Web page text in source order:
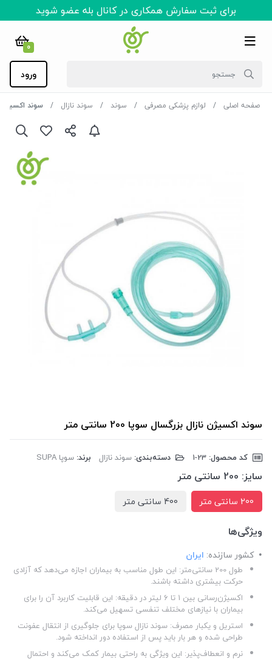
برای ثبت سفارش همکاری در کانال بله عضو شوید
0
ورود
صفحه اصلی لوازم پزشکی مصرفی سوند سوند نازال سوند اکسیژن
سوند اکسیژن نازال بزرگسال سوپا 200 سانتی متر
کد محصول: دسته‌بندی: سوند نازال برند: سوپا SUPA
سایز: 200 سانتی متر
200 سانتی متر 400 سانتی متر
ویژگی‌ها
کشور سازنده: ایران
طول 200 سانتی‌متر: این طول مناسب به بیماران اجازه می‌دهد که آزادی
حرکت بیشتری داشته باشند.
اکسیژن‌رسانی بین 1 تا 6 لیتر در دقیقه: این قابلیت کاربرد آن را برای
بیماران با نیازهای مختلف تنفسی تسهیل می‌کند.
استریل و یکبار مصرف: سوند نازال سوپا برای جلوگیری از انتقال عفونت
طراحی شده و هر بار باید پس از استفاده دور انداخته شود.
نرم و انعطاف‌پذیر: این ویژگی به راحتی بیمار کمک می‌کند و احتمال